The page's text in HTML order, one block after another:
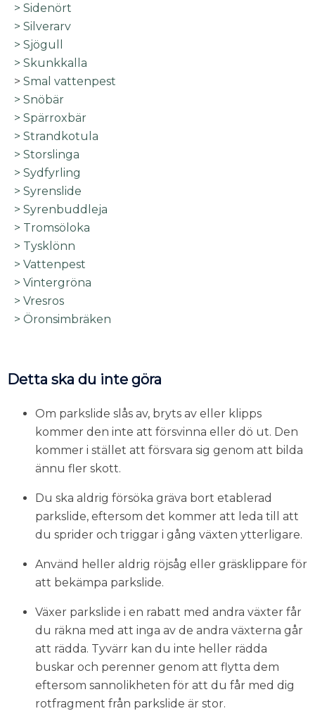
> Sidenört
> Silverarv
> Sjögull
> Skunkkalla
> Smal vattenpest
> Snöbär
> Spärroxbär
> Strandkotula
> Storslinga
> Sydfyrling
> Syrenslide
> Syrenbuddleja
> Tromsöloka
> Tysklönn
> Vattenpest
> Vintergröna
> Vresros
> Öronsimbräken
Detta ska du inte göra
Om parkslide slås av, bryts av eller klipps
kommer den inte att försvinna eller dö ut. Den
kommer i stället att försvara sig genom att bilda
ännu fler skott.
Du ska aldrig försöka gräva bort etablerad
parkslide, eftersom det kommer att leda till att
du sprider och triggar i gång växten ytterligare.
Använd heller aldrig röjsåg eller gräsklippare för
att bekämpa parkslide.
Växer parkslide i en rabatt med andra växter får
du räkna med att inga av de andra växterna går
att rädda. Tyvärr kan du inte heller rädda
buskar och perenner genom att flytta dem
eftersom sannolikheten för att du får med dig
rotfragment från parkslide är stor.